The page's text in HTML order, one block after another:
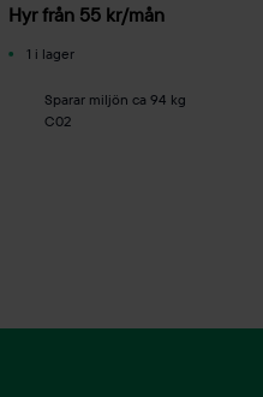
Hyr från 55 kr/mån
1 i lager
Sparar miljön ca 94 kg
C02